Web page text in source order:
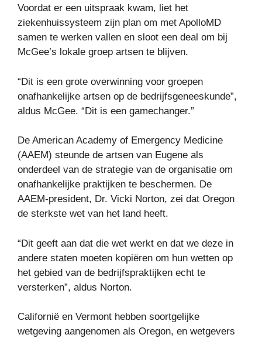
Voordat er een uitspraak kwam, liet het
ziekenhuissysteem zijn plan om met ApolloMD
samen te werken vallen en sloot een deal om bij
McGee’s lokale groep artsen te blijven.
“Dit is een grote overwinning voor groepen
onafhankelijke artsen op de bedrijfsgeneeskunde”,
aldus McGee. “Dit is een gamechanger.”
De American Academy of Emergency Medicine
(AAEM) steunde de artsen van Eugene als
onderdeel van de strategie van de organisatie om
onafhankelijke praktijken te beschermen. De
AAEM-president, Dr. Vicki Norton, zei dat Oregon
de sterkste wet van het land heeft.
“Dit geeft aan dat die wet werkt en dat we deze in
andere staten moeten kopiëren om hun wetten op
het gebied van de bedrijfspraktijken echt te
versterken”, aldus Norton.
Californië en Vermont hebben soortgelijke
wetgeving aangenomen als Oregon, en wetgevers